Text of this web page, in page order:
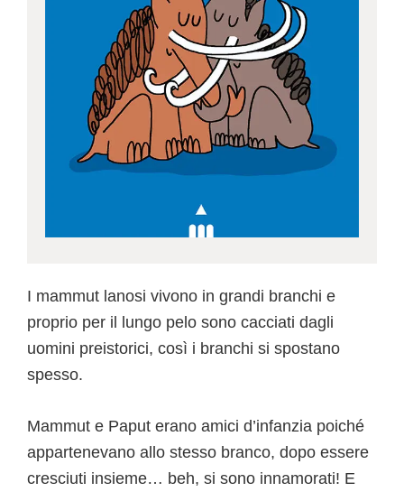
I mammut lanosi vivono in grandi branchi e
proprio per il lungo pelo sono cacciati dagli
uomini preistorici, così i branchi si spostano
spesso.
Mammut e Paput erano amici d’infanzia poiché
appartenevano allo stesso branco, dopo essere
cresciuti insieme… beh, si sono innamorati! E